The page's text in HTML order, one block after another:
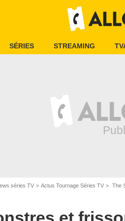
SÉRIES STREAMING
séries TV Actus Tournage Séries TV The